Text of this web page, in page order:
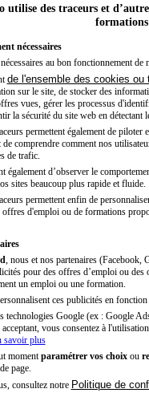
utilise des traceurs et
formations
nécessaires
au bon fonctionnement de
de l'ensemble des cookies ou
sur le site, de stocker des
vues, gérer les processus
la sécurité du site web en détectant
permettent également de
de comprendre comment nos
de trafic.
également d’observer le
sites beaucoup plus rapide et fluide.
permettent enfin de
offres d'emploi ou de formations
, nous et nos partenaires
pour des offres d’emploi ou
un emploi ou une formation.
ces publicités en
technologies Google (ex : Google
vous consentez à
savoir plus
moment paramétrer vos choixou
page.
consultez notre Politique de